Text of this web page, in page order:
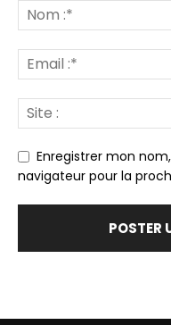
Enregistrer mon
navigateur pour la